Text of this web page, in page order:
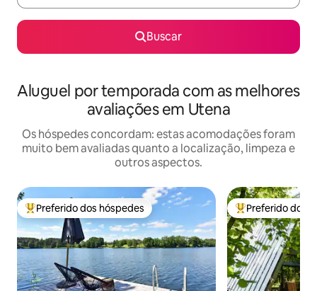
Buscar
Aluguel por temporada com as melhores
avaliações em Utena
Os hóspedes concordam: estas acomodações foram
muito bem avaliadas quanto a localização, limpeza e
outros aspectos.
Entre os melhores preferidos dos hóspedes
Preferido dos hóspedes Entre os
Preferido dos